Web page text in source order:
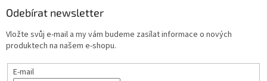
Odebírat newsletter
Vložte svůj e-mail a my vám budeme zasílat informace o nových
produktech na našem e-shopu.
E-mail